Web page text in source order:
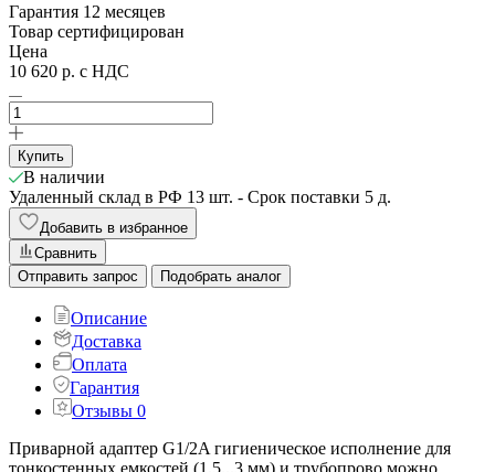
Гарантия 12 месяцев
Товар сертифицирован
Цена
10 620 р. с НДС
Купить
В наличии
Удаленный склад в РФ 13 шт. - Срок поставки 5 д.
Добавить в избранное
Сравнить
Отправить запрос
Подобрать аналог
Описание
Доставка
Оплата
Гарантия
Отзывы 0
Приварной адаптер G1/2A гигиеническое исполнение для
тонкостенных емкостей (1,5...3 мм) и трубопрово можно